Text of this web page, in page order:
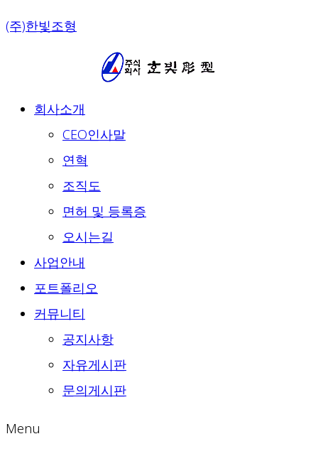
Skip
(주)한빛조형
회사소개
CEO인사말
연혁
조직도
면허 및 등록증
오시는길
사업안내
포트폴리오
커뮤니티
공지사항
자유게시판
문의게시판
Menu